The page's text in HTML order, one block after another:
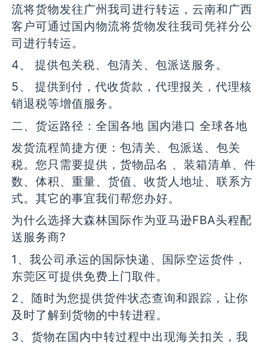
流将货物发往广州我司进行转运，云南和广西
客户可通过国内物流将货物发往我司凭祥分公
司进行转运。
4、 提供包关税、包清关、包派送服务。
5、 提供到付，代收货款，代理报关，代理核
销退税等增值服务。
二、货运路径：全国各地 国内港口 全球各地
发货流程简捷方便：包清关、包派送、包关
税。您只需要提供，货物品名 、装箱清单、件
数、体积、重量、货值、收货人地址、联系方
式。其它的事宜我们帮您办好。
为什么选择大森林国际作为亚马逊FBA头程配
送服务商?
1、我公司承运的国际快递、国际空运货件，
东莞区可提供免费上门取件。
2、随时为您提供货件状态查询和跟踪，让你
及时了解到货物的中转进程。
3、货物在国内中转过程中出现海关扣关，我